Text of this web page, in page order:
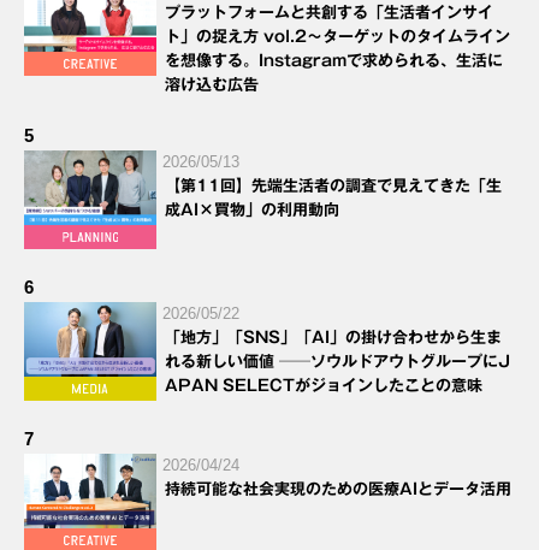
プラットフォームと共創する「生活者インサイ
ト」の捉え方 vol.2～ターゲットのタイムライン
を想像する。Instagramで求められる、生活に
溶け込む広告
5
2026/05/13
【第11回】先端生活者の調査で見えてきた「生
成AI×買物」の利用動向
6
2026/05/22
「地方」「SNS」「AI」の掛け合わせから生ま
れる新しい価値 ──ソウルドアウトグループにJ
APAN SELECTがジョインしたことの意味
7
2026/04/24
持続可能な社会実現のための医療AIとデータ活用